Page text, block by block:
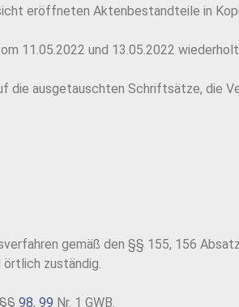
eröffneten Aktenbestandteile in
11.05.2022 und 13.05.2022
die ausgetauschten Schriftsätze, die
gemäß den §§ 155, 156
zuständig.
98, 99 Nr. 1 GWB.